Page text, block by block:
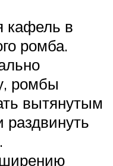
кафель в
ромба.
ромбы
вытянутым
раздвинуть